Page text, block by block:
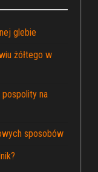
glebie
żółtego w
na
sposobów